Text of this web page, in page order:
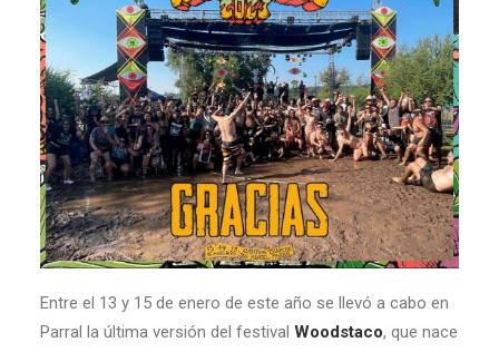
Entre el 13 y 15 de enero de este año se llevó a cabo en
Parral la última versión del festival Woodstaco, que nace